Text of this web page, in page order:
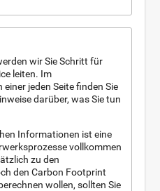
wir Sie Schritt für
leiten. Im
jeden Seite finden Sie
darüber, was Sie tun
Informationen ist eine
vollkommen
zu den
den Carbon Footprint
wollen, sollten Sie